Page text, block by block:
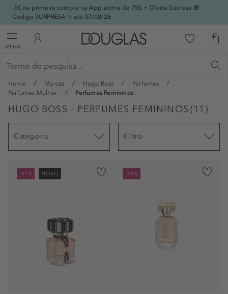
-5€ na primeira compra na App acima de 75€ + Oferta Supresa 🎁
Código SURPRESA ✨ até 07/08/26
MENU
Home Marcas Hugo Boss
Perfumes
Perfumes Mulher
Perfumes Femininos
HUGO BOSS - PERFUMES FEMININOS (11 )
Categoria Filtro
-31% NOVO -44%